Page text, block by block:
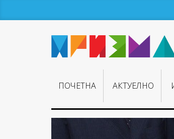
ПОЧЕТНА АКТУЕЛНО